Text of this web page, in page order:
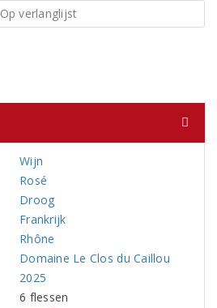
Op verlanglijst
Wijn
Rosé
Droog
Frankrijk
Rhône
Domaine Le Clos du Caillou
2025
6 flessen